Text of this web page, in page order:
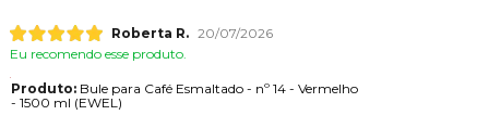
Roberta R. 20/07/2026
Eu recomendo esse produto.
Produto:Bule para Café Esmaltado - nº 14 - Vermelho
- 1500 ml (EWEL)